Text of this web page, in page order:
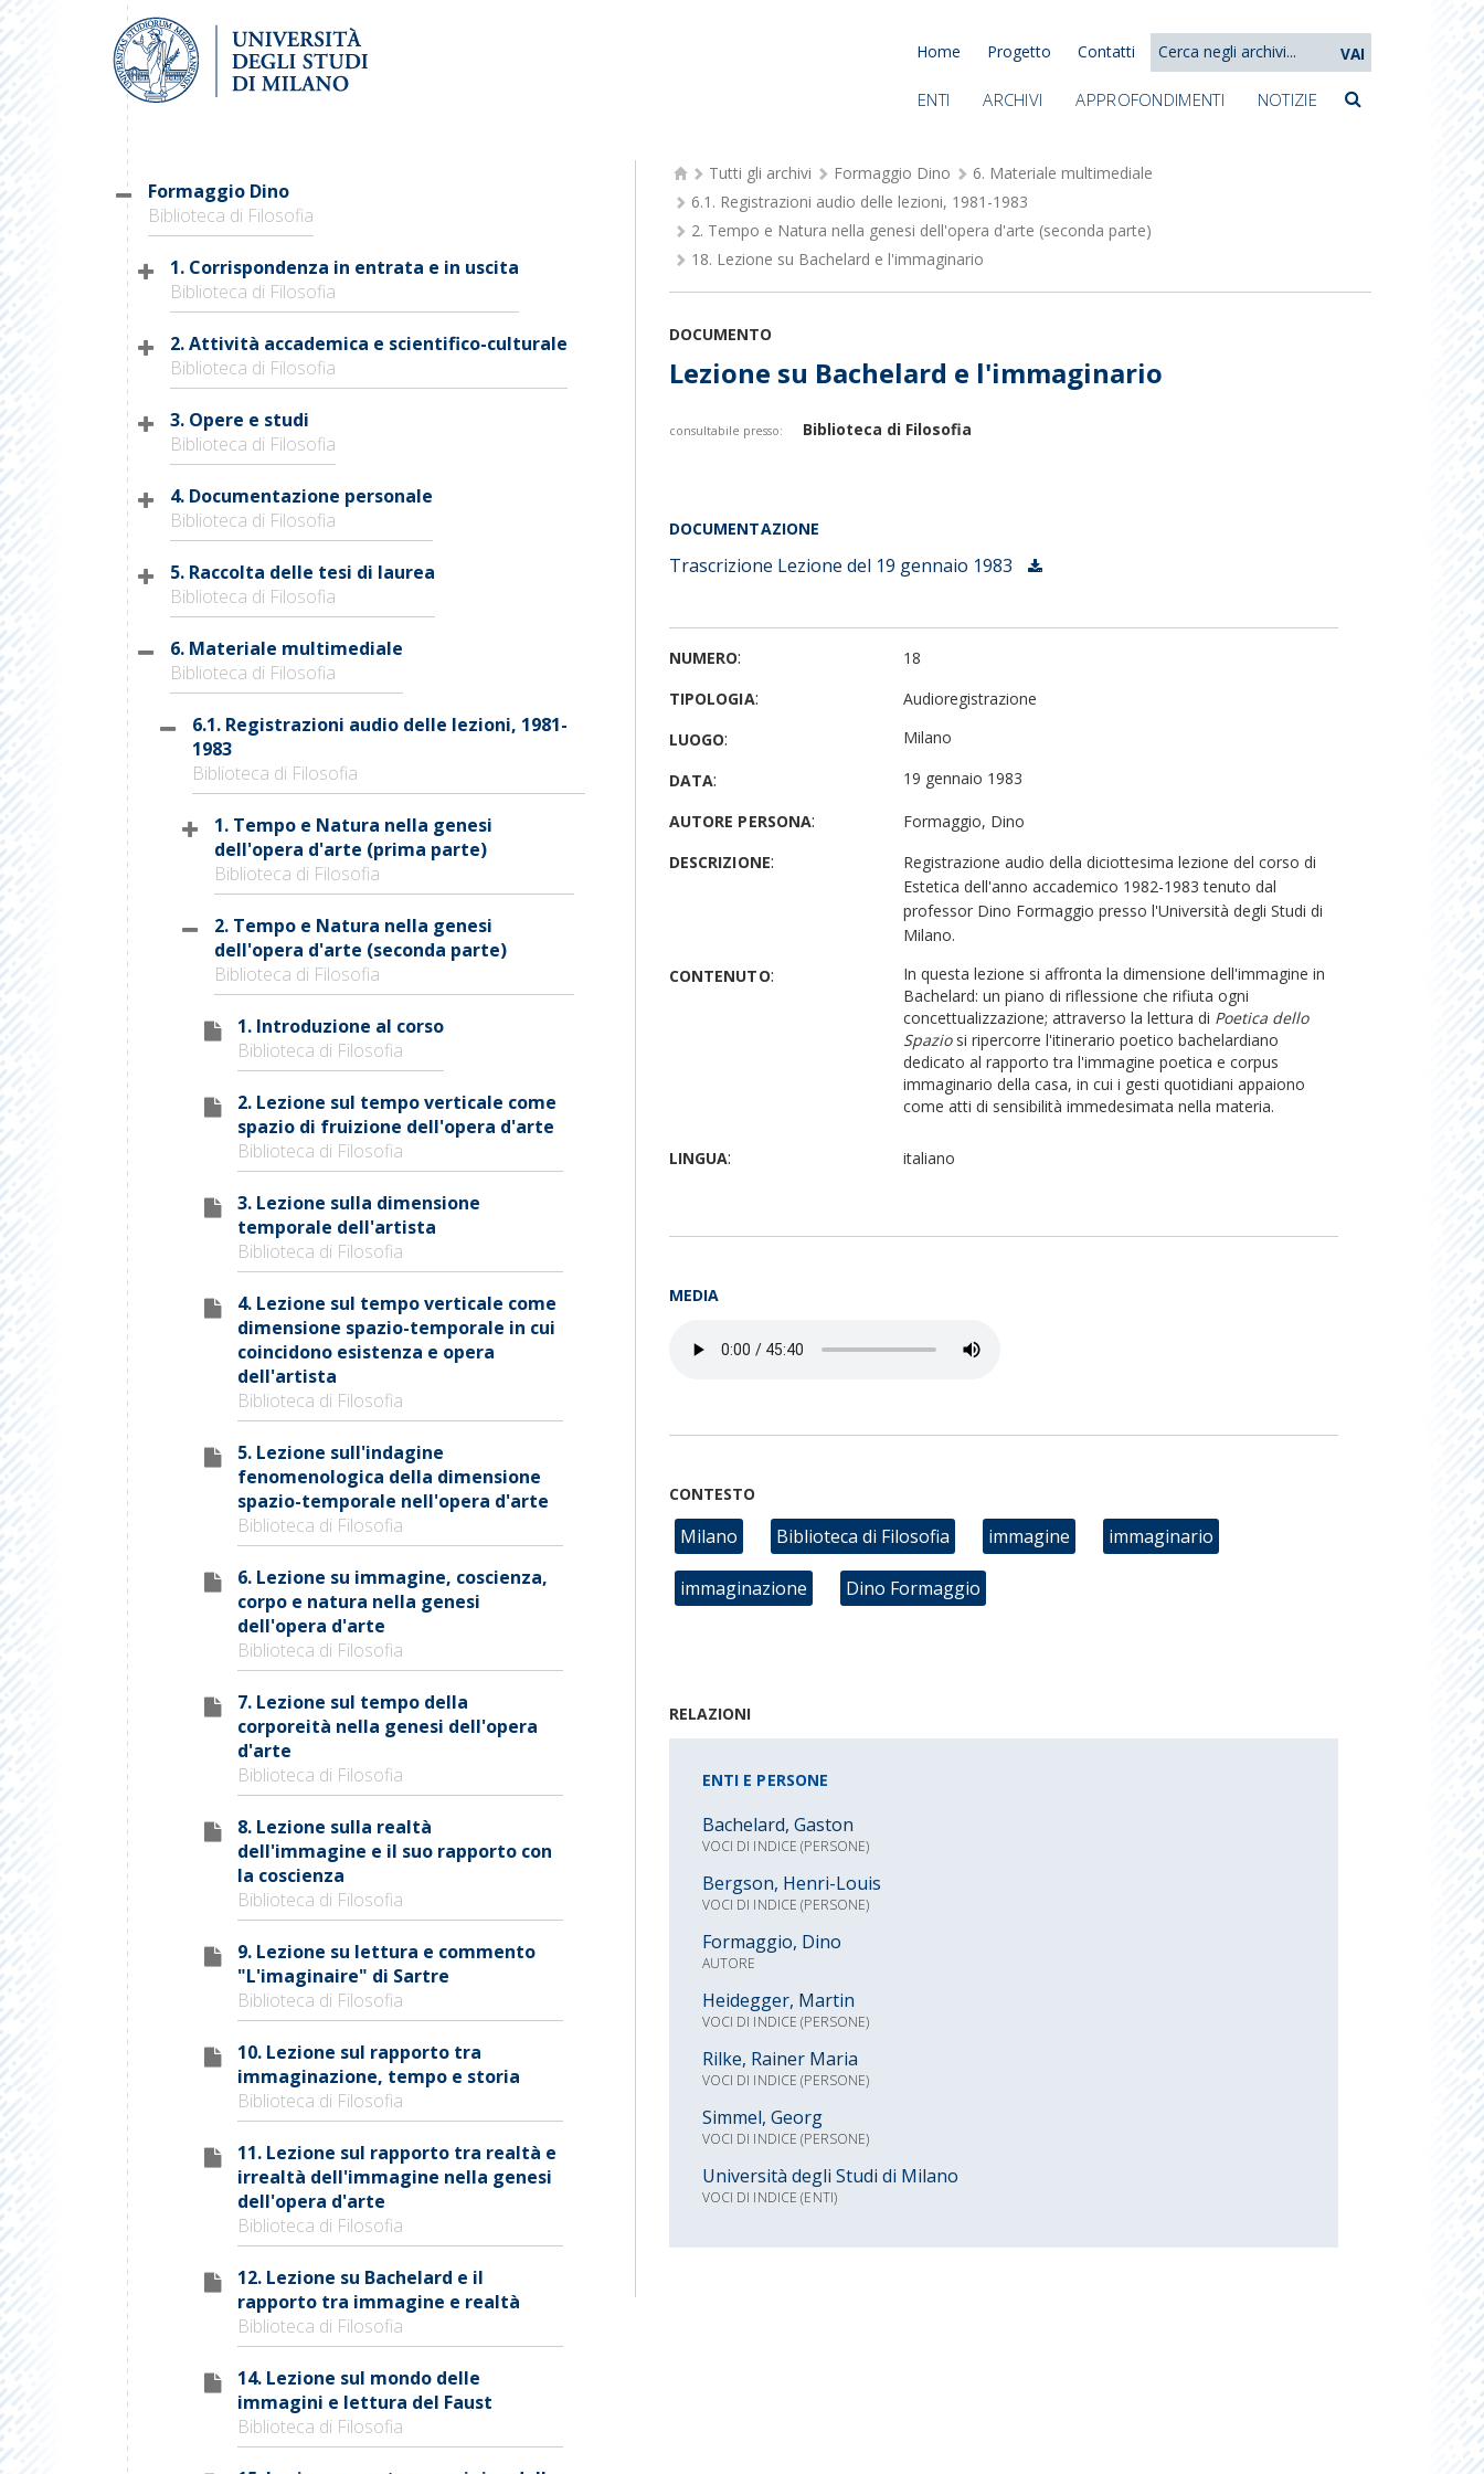
Home Progetto Contatti VAI
ENTI ARCHIVI APPROFONDIMENTI NOTIZIE
Tutti gli archivi Formaggio Dino 6. Materiale multimediale
6.1. Registrazioni audio delle lezioni, 1981-1983
2. Tempo e Natura nella genesi dell'opera d'arte (seconda parte)
18. Lezione su Bachelard e l'immaginario
DOCUMENTO
Lezione su Bachelard e l'immaginario
consultabile presso: Biblioteca di Filosofia
DOCUMENTAZIONE
Trascrizione Lezione del 19 gennaio 1983
NUMERO:
18
TIPOLOGIA:
Audioregistrazione
LUOGO: Milano
DATA: 19 gennaio 1983
AUTORE PERSONA:
Formaggio, Dino
DESCRIZIONE:
Registrazione audio della diciottesima lezione del corso di
Estetica dell'anno accademico 1982-1983 tenuto dal
professor Dino Formaggio presso l'Università degli Studi di
Milano.
CONTENUTO:
In questa lezione si affronta la dimensione dell'immagine in
Bachelard: un piano di riflessione che rifiuta ogni
concettualizzazione; attraverso la lettura di Poetica dello
Spaziosi ripercorre l'itinerario poetico bachelardiano
dedicato al rapporto tra l'immagine poetica e corpus
immaginario della casa, in cui i gesti quotidiani appaiono
come atti di sensibilità immedesimata nella materia.
LINGUA: italiano
MEDIA
CONTESTO
Milano Biblioteca di Filosofia immagine immaginario
immaginazione Dino Formaggio
RELAZIONI
ENTI E PERSONE
Bachelard, Gaston
VOCI DI INDICE (PERSONE)
Bergson, Henri-Louis
VOCI DI INDICE (PERSONE)
Formaggio, Dino
AUTORE
Heidegger, Martin
VOCI DI INDICE (PERSONE)
Rilke, Rainer Maria
VOCI DI INDICE (PERSONE)
Simmel, Georg
VOCI DI INDICE (PERSONE)
Università degli Studi di Milano
VOCI DI INDICE (ENTI)
Formaggio Dino
Biblioteca di Filosofia
1. Corrispondenza in entrata e in uscita
Biblioteca di Filosofia
2. Attività accademica e scientifico-culturale
Biblioteca di Filosofia
3. Opere e studi
Biblioteca di Filosofia
4. Documentazione personale
Biblioteca di Filosofia
5. Raccolta delle tesi di laurea
Biblioteca di Filosofia
6. Materiale multimediale
Biblioteca di Filosofia
6.1. Registrazioni audio delle lezioni, 1981-
1983
Biblioteca di Filosofia
1. Tempo e Natura nella genesi
dell'opera d'arte (prima parte)
Biblioteca di Filosofia
2. Tempo e Natura nella genesi
dell'opera d'arte (seconda parte)
Biblioteca di Filosofia
1. Introduzione al corso
Biblioteca di Filosofia
2. Lezione sul tempo verticale come
spazio di fruizione dell'opera d'arte
Biblioteca di Filosofia
3. Lezione sulla dimensione
temporale dell'artista
Biblioteca di Filosofia
4. Lezione sul tempo verticale come
dimensione spazio-temporale in cui
coincidono esistenza e opera
dell'artista
Biblioteca di Filosofia
5. Lezione sull'indagine
fenomenologica della dimensione
spazio-temporale nell'opera d'arte
Biblioteca di Filosofia
6. Lezione su immagine, coscienza,
corpo e natura nella genesi
dell'opera d'arte
Biblioteca di Filosofia
7. Lezione sul tempo della
corporeità nella genesi dell'opera
d'arte
Biblioteca di Filosofia
8. Lezione sulla realtà
dell'immagine e il suo rapporto con
la coscienza
Biblioteca di Filosofia
9. Lezione su lettura e commento
"L'imaginaire" di Sartre
Biblioteca di Filosofia
10. Lezione sul rapporto tra
immaginazione, tempo e storia
Biblioteca di Filosofia
11. Lezione sul rapporto tra realtà e
irrealtà dell'immagine nella genesi
dell'opera d'arte
Biblioteca di Filosofia
12. Lezione su Bachelard e il
rapporto tra immagine e realtà
Biblioteca di Filosofia
14. Lezione sul mondo delle
immagini e lettura del Faust
Biblioteca di Filosofia